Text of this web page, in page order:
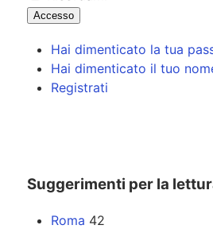
Accesso
Hai dimenticato la tua
Hai dimenticato il tuo
Registrati
Suggerimenti per la
Roma 42